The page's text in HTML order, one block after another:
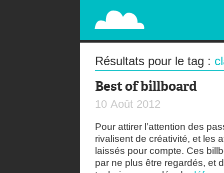
PAPERPLANE
STREET, AMBIENT, GUÉRILLA MARKETING
Résultats pour le tag :
Best of billboard
10 Août 2012
Pour attirer l’attention des
rivalisent de créativité, et les
laissés pour compte. Ces
par ne plus être regardés, et